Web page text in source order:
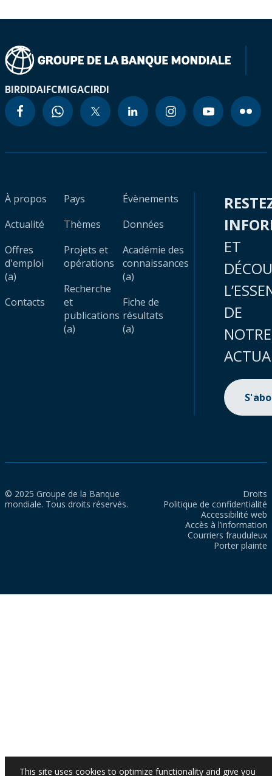
BIRDIDAIFCMIGACIRDI
À propos
Actualité
Offres
d'emploi
(a)
Contacts
Pays
Thèmes
Projets et
opérations
Recherche
et
publications
(a)
Évènements
Données
Académie des
connaissances
(a)
Fiche de
résultats
(a)
ET
DE
NOTRE
© 2025 Groupe de la Banque
mondiale. Tous droits réservés.
Droits
Politique de confidentialité
Accessibilité web
Accès à l’information
Courriers frauduleux
Porter plainte
This site uses cookies to optimize functionality and give you